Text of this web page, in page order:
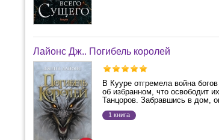
Лайонс Дж.. Погибель королей
В Кууре отгремела война
об избранном, что освободит
Танцоров. Забравшись в дом,
1 книга